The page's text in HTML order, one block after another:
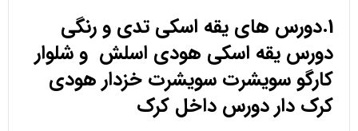
1.دورس های یقه اسکی تدی و رنگی
دورس یقه اسکی هودی اسلش و شلوار
کارگو سویشرت سویشرت خزدار هودی
کرک دار دورس داخل کرک